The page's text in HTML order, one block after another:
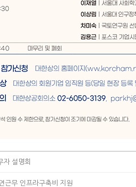
자 설명회
근무 인프라구축비 지원